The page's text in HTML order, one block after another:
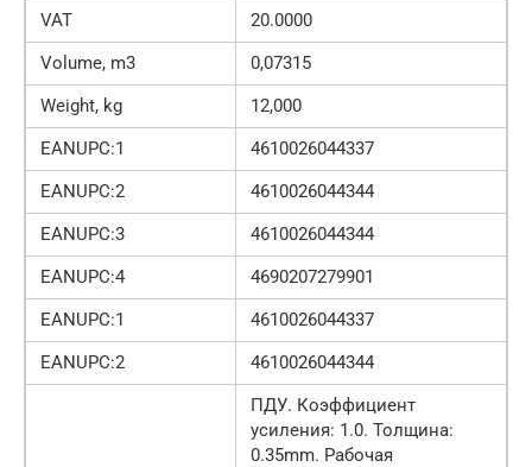
VAT
20.0000
Volume, m3
0,07315
Weight, kg
12,000
EANUPC:1
4610026044337
EANUPC:2
4610026044344
EANUPC:3
4610026044344
EANUPC:4
4690207279901
EANUPC:1
4610026044337
EANUPC:2
4610026044344
ПДУ. Коэффициент
усиления: 1.0. Толщина:
0.35mm. Рабочая